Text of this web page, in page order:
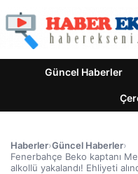
Güncel Haberler
Haberler›Güncel Haberler›
Fenerbahçe Beko kaptanı
alkollü yakalandı! Ehliyeti